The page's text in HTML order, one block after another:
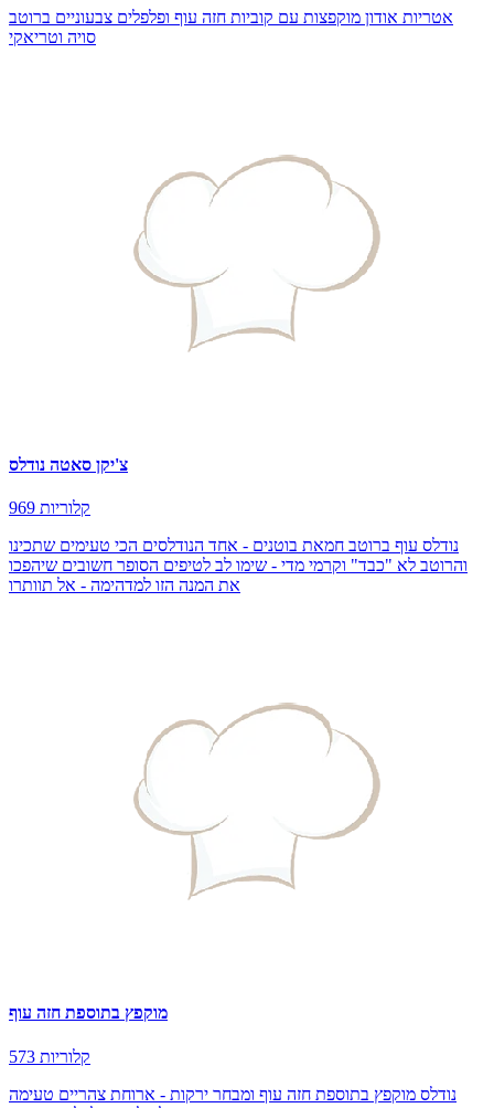
אטריות אודון מוקפצות עם קוביות חזה עוף ופלפלים צבעוניים ברוטב
סויה וטריאקי
צ'יקן סאטה נודלס
969 קלוריות
נודלס עוף ברוטב חמאת בוטנים - אחד הנודלסים הכי טעימים שתכינו
והרוטב לא "כבד" וקרמי מדי - שימו לב לטיפים הסופר חשובים שיהפכו
את המנה הזו למדהימה - אל תוותרו
מוקפץ בתוספת חזה עוף
573 קלוריות
נודלס מוקפץ בתוספת חזה עוף ומבחר ירקות - ארוחת צהריים טעימה